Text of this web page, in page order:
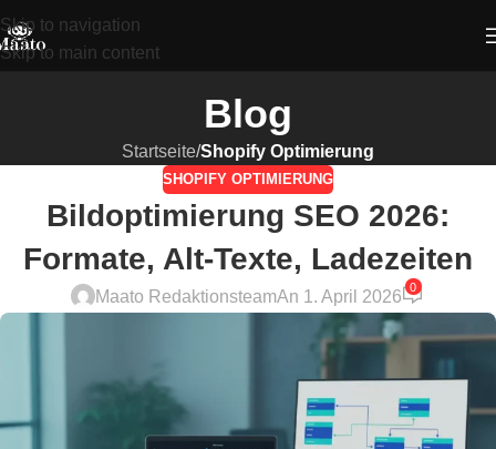
Skip to navigation
Skip to main content
Blog
Startseite/Shopify Optimierung
SHOPIFY OPTIMIERUNG
Bildoptimierung SEO 2026:
Formate, Alt-Texte, Ladezeiten
Maato RedaktionsteamAn 1. April 2026
0